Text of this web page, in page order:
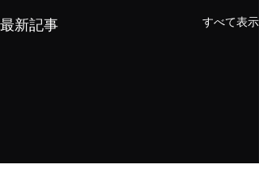
最新記事 すべて表示